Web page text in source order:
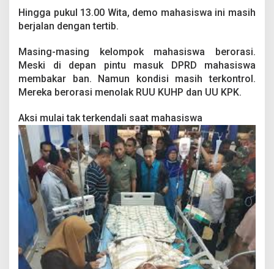
Hingga pukul 13.00 Wita, demo mahasiswa ini masih
berjalan dengan tertib.
Masing-masing kelompok mahasiswa berorasi.
Meski di depan pintu masuk DPRD mahasiswa
membakar ban. Namun kondisi masih terkontrol.
Mereka berorasi menolak RUU KUHP dan UU KPK.
Aksi mulai tak terkendali saat mahasiswa